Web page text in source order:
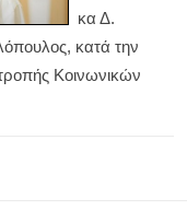
κα Δ.
κατά την
Κοινωνικών